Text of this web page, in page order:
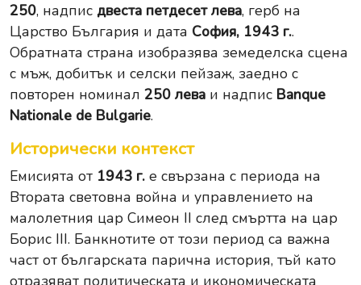
250, надпис двеста петдесет лева, герб на
Царство България и дата София, 1943 г..
Обратната страна изобразява земеделска сцена
с мъж, добитък и селски пейзаж, заедно с
повторен номинал 250 лева и надпис Banque
Nationale de Bulgarie.
Исторически контекст
Емисията от 1943 г. е свързана с периода на
Втората световна война и управлението на
малолетния цар Симеон II след смъртта на цар
Борис III. Банкнотите от този период са важна
част от българската парична история, тъй като
отразяват политическата и икономическата